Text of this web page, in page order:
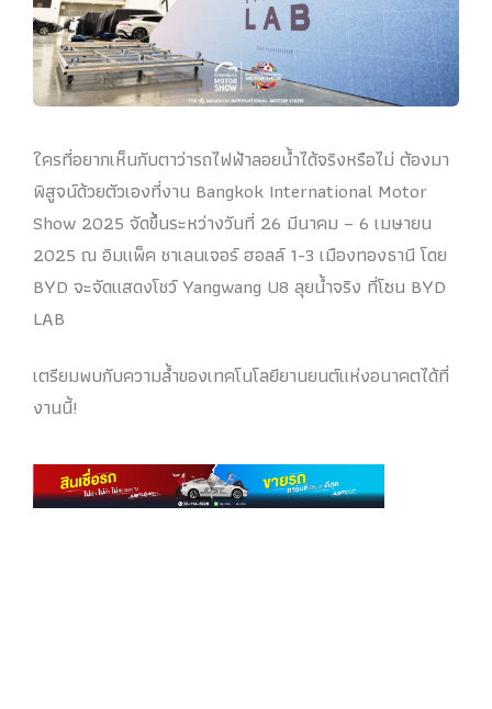
ใครที่อยากเห็นกับตาว่ารถไฟฟ้าลอยน้ำได้จริงหรือไม่ ต้องมา
พิสูจน์ด้วยตัวเองที่งาน Bangkok International Motor
Show 2025 จัดขึ้นระหว่างวันที่ 26 มีนาคม – 6 เมษายน
2025 ณ อิมแพ็ค ชาเลนเจอร์ ฮอลล์ 1-3 เมืองทองธานี โดย
BYD จะจัดแสดงโชว์ Yangwang U8 ลุยน้ำจริง ที่โซน BYD
LAB
เตรียมพบกับความล้ำของเทคโนโลยียานยนต์แห่งอนาคตได้ที่
งานนี้!